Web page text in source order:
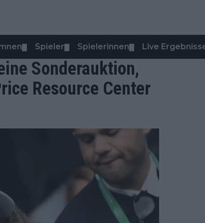
Spieler Spielerinnen Live
Sonderauktion,
Resource Center